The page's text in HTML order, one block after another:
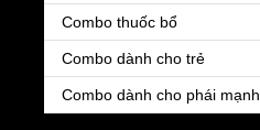
Combo thuốc bổ
Combo dành cho trẻ
Combo dành cho phái mạnh